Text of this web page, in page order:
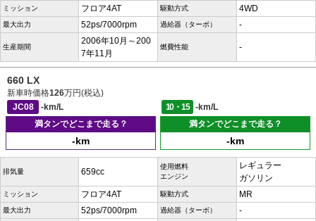
ミッション フロア4AT 駆動方式 4WD
最大出力 52ps/7000rpm 過給器（ターボ） -
生産期間
2006年10月～200
7年11月
燃費性能 -
660 LX
新車時価格126万円(税込)
JC08
-km/L 10・15
-km/L
満タンでどこまで走る？
-km
満タンでどこまで走る？
-km
排気量 659cc
使用燃料
エンジン
レギュラー
ガソリン
ミッション フロア4AT 駆動方式 MR
最大出力 52ps/7000rpm 過給器（ターボ） -